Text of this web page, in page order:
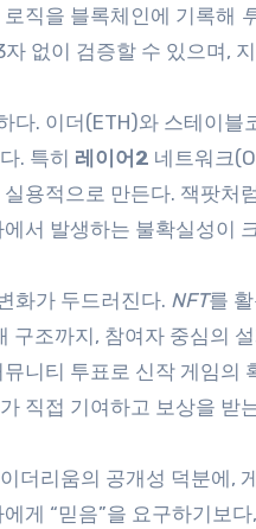
직을 블록체인에 기록해
없이 검증할 수 있으며,
다. 이더(ETH)와 스테이
. 특히 레이어2 네트워크
용적으로 만든다. 잭팟
서 발생하는 불확실성이
화가 두드러진다. NFT를
구조까지, 참여자 중심의
니티 투표로 신작 게임
직접 기여하고 보상을 받
더리움의 공개성 덕분에,
게 “믿음”을 요구하기보